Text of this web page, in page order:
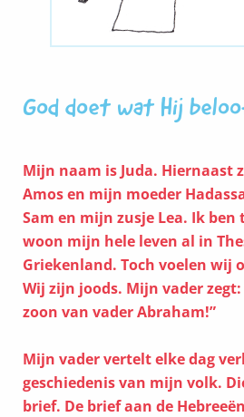
God doet wat Hij
Mijn naam is Juda. Hiernaast
Amos en mijn moeder
Sam en mijn zusje Lea. Ik
woon mijn hele leven al in
Griekenland. Toch voelen wij
Wij zijn joods. Mijn vader
zoon van vader Abraham!”
Mijn vader vertelt elke dag
geschiedenis van mijn volk.
brief. De brief aan de